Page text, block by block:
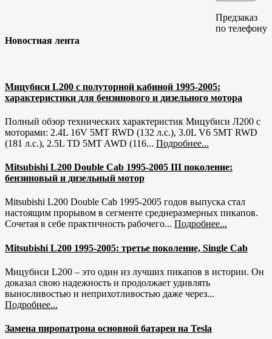
Предзаказ
по телефону
Новостная лента
Мицубиси L200 с полуторной кабиной 1995-2005:
характеристики для бензинового и дизельного мотора
Полный обзор технических характеристик Мицубиси Л200 с
моторами: 2.4L 16V 5MT RWD (132 л.с.), 3.0L V6 5MT RWD
(181 л.с.), 2.5L TD 5MT AWD (116... Подробнее...
Mitsubishi L200 Double Cab 1995-2005 III поколение:
бензиновый и дизельный мотор
Mitsubishi L200 Double Cab 1995-2005 годов выпуска стал
настоящим прорывом в сегменте среднеразмерных пикапов.
Сочетая в себе практичность рабочего... Подробнее...
Mitsubishi L200 1995-2005: третье поколение, Single Cab
Мицубиси L200 – это один из лучших пикапов в истории. Он
доказал свою надежность и продолжает удивлять
выносливостью и неприхотливостью даже через...
Подробнее...
Замена пиропатрона основной батареи на Tesla